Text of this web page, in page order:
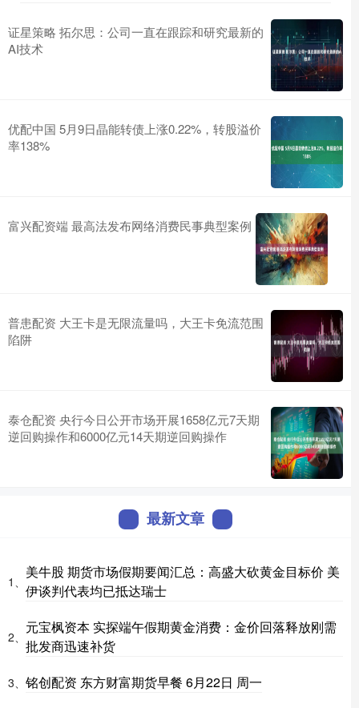
证星策略 拓尔思：公司一直在跟踪和研究最新的
AI技术
优配中国 5月9日晶能转债上涨0.22%，转股溢价
率138%
富兴配资端 最高法发布网络消费民事典型案例
普患配资 大王卡是无限流量吗，大王卡免流范围
陷阱
泰仓配资 央行今日公开市场开展1658亿元7天期
逆回购操作和6000亿元14天期逆回购操作
最新文章
1、
美牛股 期货市场假期要闻汇总：高盛大砍黄金目标价 美
伊谈判代表均已抵达瑞士
2、
元宝枫资本 实探端午假期黄金消费：金价回落释放刚需
批发商迅速补货
3、 铭创配资 东方财富期货早餐 6月22日 周一